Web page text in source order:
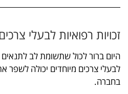
זכויות רפואיות לבעלי
היום ברור לכול שתשומת לב לתנאים
לבעלי צרכים מיוחדים יכולה לשפר
בחברה.